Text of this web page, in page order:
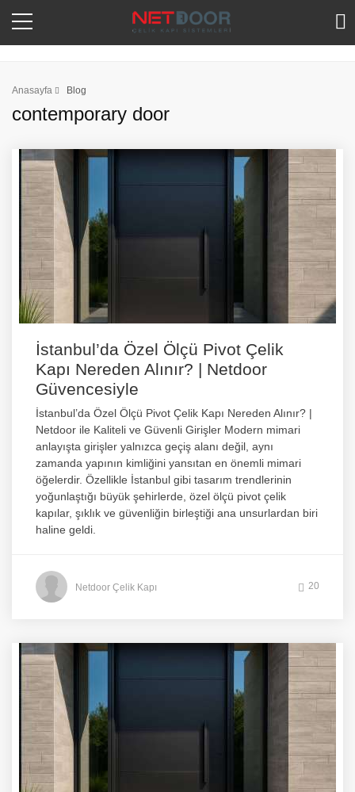
Anasayfa Blog
contemporary door
İstanbul’da Özel Ölçü Pivot Çelik
Kapı Nereden Alınır? | Netdoor
Güvencesiyle
İstanbul’da Özel Ölçü Pivot Çelik Kapı Nereden Alınır? |
Netdoor ile Kaliteli ve Güvenli Girişler Modern mimari
anlayışta girişler yalnızca geçiş alanı değil, aynı
zamanda yapının kimliğini yansıtan en önemli mimari
öğelerdir. Özellikle İstanbul gibi tasarım trendlerinin
yoğunlaştığı büyük şehirlerde, özel ölçü pivot çelik
kapılar, şıklık ve güvenliğin birleştiği ana unsurlardan biri
haline geldi.
Netdoor Çelik Kapı 20